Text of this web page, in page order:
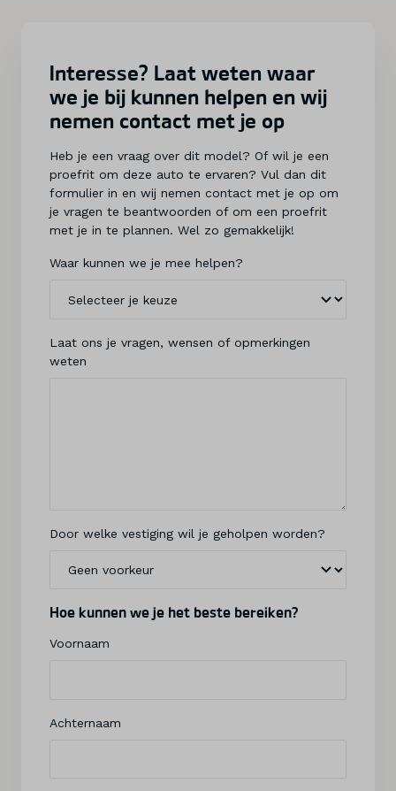
Interesse? Laat weten waar
we je bij kunnen helpen en wij
nemen contact met je op
Heb je een vraag over dit model? Of wil je een
proefrit om deze auto te ervaren? Vul dan dit
formulier in en wij nemen contact met je op om
je vragen te beantwoorden of om een proefrit
met je in te plannen. Wel zo gemakkelijk!
Waar kunnen we je mee helpen?
Laat ons je vragen, wensen of opmerkingen
weten
Door welke vestiging wil je geholpen worden?
Hoe kunnen we je het beste bereiken?
Voornaam
Achternaam